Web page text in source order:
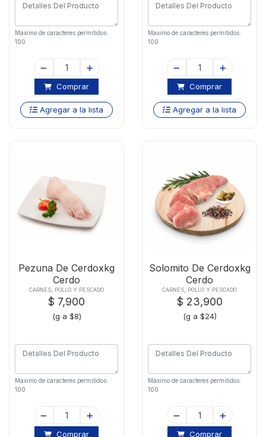
Maximo de caracteres permitidos:
100
Comprar
Agregar a la lista
Maximo de caracteres permitidos:
100
Comprar
Agregar a la lista
Pezuna De Cerdoxkg
Cerdo
CARNES, POLLO Y PESCADO
$ 7,900
(g a $8)
Maximo de caracteres permitidos:
100
Comprar
Solomito De Cerdoxkg
Cerdo
CARNES, POLLO Y PESCADO
$ 23,900
(g a $24)
Maximo de caracteres permitidos:
100
Comprar